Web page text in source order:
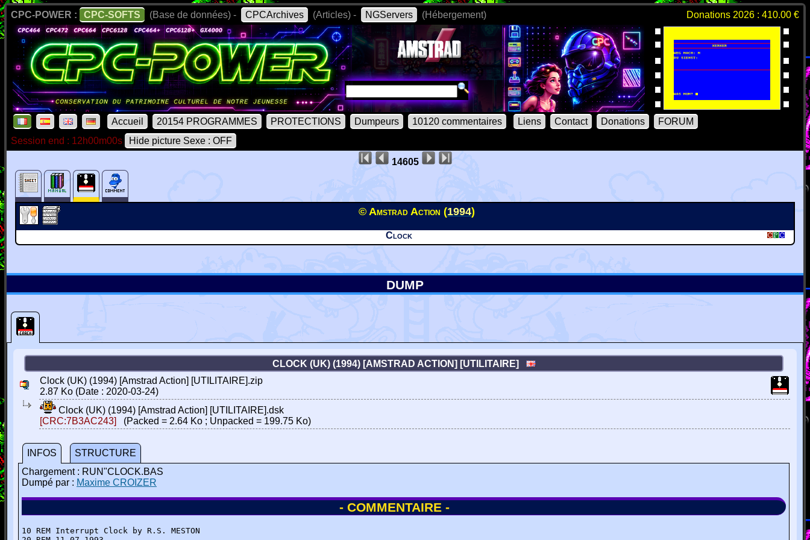
CPC-POWER : CPC-SOFTS (Base de données) - CPCArchives (Articles) - NGServers (Hébergement) Donations 2026 : 410.00 €
Accueil 20154 PROGRAMMES PROTECTIONS Dumpeurs 10120 commentaires Liens Contact Donations
FORUM
Session end : 12h00m00s
Hide picture Sexe : OFF
14605
© Amstrad Action (1994)
Clock
DUMP
CLOCK (UK) (1994) [AMSTRAD ACTION] [UTILITAIRE]
Clock (UK) (1994) [Amstrad Action] [UTILITAIRE].zip
2.87 Ko (Date : 2020-03-24)
Clock (UK) (1994) [Amstrad Action] [UTILITAIRE].dsk
[CRC:7B3AC243]
(Packed = 2.64 Ko ; Unpacked = 199.75 Ko)
INFOS
STRUCTURE
Chargement : RUN"CLOCK.BAS
Dumpé par : Maxime CROIZER
- COMMENTAIRE -
10 REM Interrupt Clock by R.S. MESTON